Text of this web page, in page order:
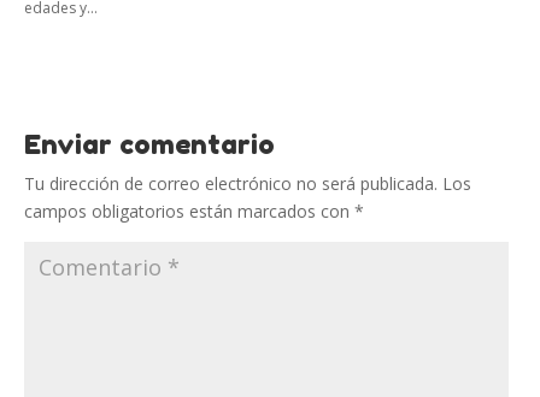
edades y...
Enviar comentario
Tu dirección de correo electrónico no será publicada. Los
campos obligatorios están marcados con *